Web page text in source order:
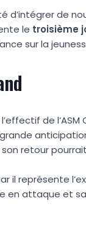
d’intégrer de
le troisième j
sur la
de l’ASM
retour
il représente
en attaque et